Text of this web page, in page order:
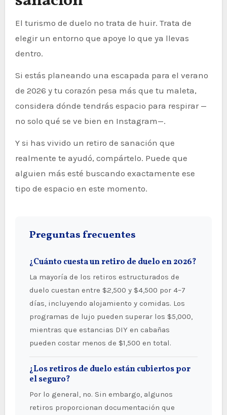
El turismo de duelo no trata de huir. Trata de
elegir un entorno que apoye lo que ya llevas
dentro.
Si estás planeando una escapada para el verano
de 2026 y tu corazón pesa más que tu maleta,
considera dónde tendrás espacio para respirar —
no solo qué se ve bien en Instagram—.
Y si has vivido un retiro de sanación que
realmente te ayudó, compártelo. Puede que
alguien más esté buscando exactamente ese
tipo de espacio en este momento.
Preguntas frecuentes
¿Cuánto cuesta un retiro de duelo en 2026?
La mayoría de los retiros estructurados de
duelo cuestan entre $2,500 y $4,500 por 4–7
días, incluyendo alojamiento y comidas. Los
programas de lujo pueden superar los $5,000,
mientras que estancias DIY en cabañas
pueden costar menos de $1,500 en total.
¿Los retiros de duelo están cubiertos por
el seguro?
Por lo general, no. Sin embargo, algunos
retiros proporcionan documentación que